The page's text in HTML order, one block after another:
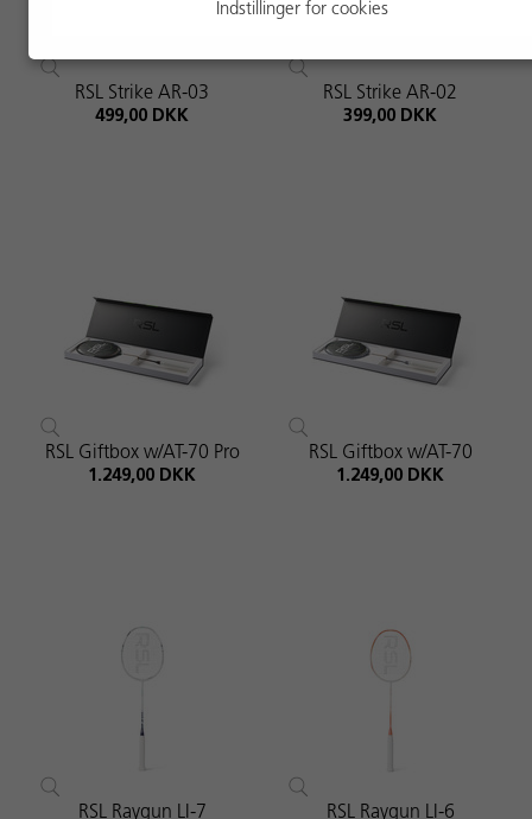
RSL Strike AR-03
499,00 DKK
RSL Strike AR-02
399,00 DKK
RSL Giftbox w/AT-70 Pro
1.249,00 DKK
RSL Giftbox w/AT-70
1.249,00 DKK
RSL Raygun LI-7 RSL Raygun LI-6
Indstillinger for cookies